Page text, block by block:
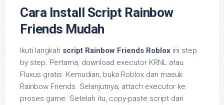
Cara Install Script Rainbow
Friends Mudah
Ikuti langkah script Rainbow Friends Roblox ini step
by step. Pertama, download executor KRNL atau
Fluxus gratis. Kemudian, buka Roblox dan masuk
Rainbow Friends. Selanjutnya, attach executor ke
proses game. Setelah itu, copy-paste script dari